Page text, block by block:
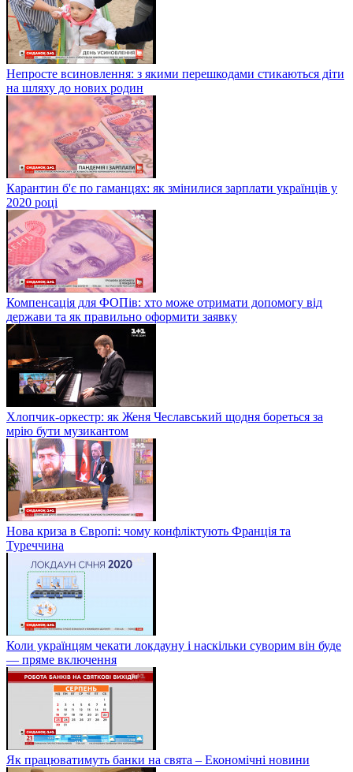
Непросте всиновлення: з якими перешкодами стикаються діти
на шляху до нових родин
Карантин б'є по гаманцях: як змінилися зарплати українців у
2020 році
Компенсація для ФОПів: хто може отримати допомогу від
держави та як правильно оформити заявку
Хлопчик-оркестр: як Женя Чеславський щодня бореться за
мрію бути музикантом
Нова криза в Європі: чому конфліктують Франція та
Туреччина
Коли українцям чекати локдауну і наскільки суворим він буде
— пряме включення
Як працюватимуть банки на свята – Економічні новини